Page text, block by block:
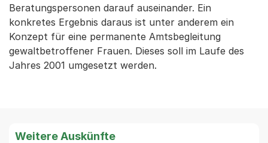
Beratungspersonen darauf auseinander. Ein
konkretes Ergebnis daraus ist unter anderem ein
Konzept für eine permanente Amtsbegleitung
gewaltbetroffener Frauen. Dieses soll im Laufe des
Jahres 2001 umgesetzt werden.
Weitere Auskünfte